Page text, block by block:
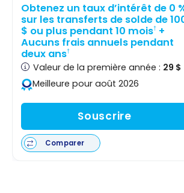
Obtenez un taux d’intérêt de 0
sur les transferts de solde de
$ ou plus pendant 10 mois† +
Aucuns frais annuels pendant
deux ans†
Valeur de la première année : 29 $
Meilleure pour août 2026
Souscrire
Comparer